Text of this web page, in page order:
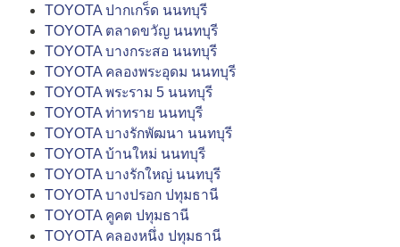
TOYOTA ปากเกร็ด นนทบุรี
TOYOTA ตลาดขวัญ นนทบุรี
TOYOTA บางกระสอ นนทบุรี
TOYOTA คลองพระอุดม นนทบุรี
TOYOTA พระราม 5 นนทบุรี
TOYOTA ท่าทราย นนทบุรี
TOYOTA บางรักพัฒนา นนทบุรี
TOYOTA บ้านใหม่ นนทบุรี
TOYOTA บางรักใหญ่ นนทบุรี
TOYOTA บางปรอก ปทุมธานี
TOYOTA คูคต ปทุมธานี
TOYOTA คลองหนึ่ง ปทุมธานี